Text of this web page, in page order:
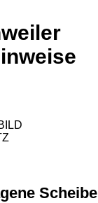
Scheibe